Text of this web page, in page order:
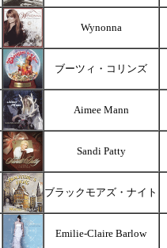
Wynonna
ブーツィ・コリンズ
Aimee Mann
Sandi Patty
ブラックモアズ・ナイト
Emilie-Claire Barlow